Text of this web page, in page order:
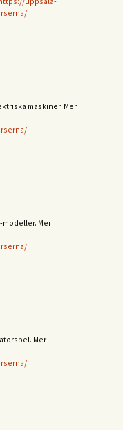
maskiner. Mer
modeller. Mer
Mer